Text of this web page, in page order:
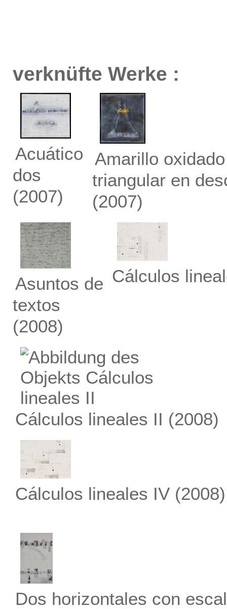
verknüfte Werke :
Acuático
dos
(2007)
Amarillo
triangular en
(2007)
Asuntos de
textos
(2008)
Cálculos
Cálculos lineales II (2008)
Cálculos lineales IV (2008)
Dos horizontales con